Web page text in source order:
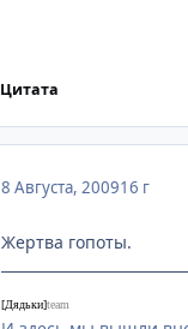
Цитата
8 Августа, 200916 г
Жертва гопоты.
[Дядьки]team